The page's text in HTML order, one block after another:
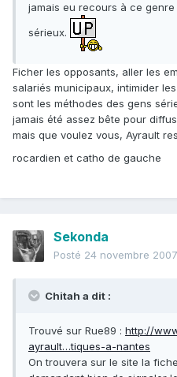
jamais eu recours à ce
sérieux.
Ficher les opposants, aller les
salariés municipaux, intimider
sont les méthodes des gens
jamais été assez bête pour
mais que voulez vous, Ayrault
rocardien et catho de gauche
Sekonda
Posté 24 novembre 2007
Chitah a dit :
Trouvé sur Rue89 : http://
ayrault…tiques-a-nantes
On trouvera sur le site la